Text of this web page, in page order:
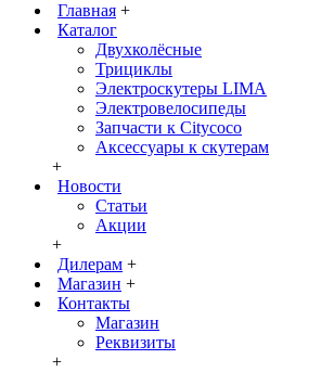
Главная +
Каталог
Двухколёсные
Трициклы
Электроскутеры LIMA
Электровелосипеды
Запчасти к Citycoco
Аксессуары к скутерам
+
Новости
Статьи
Акции
+
Дилерам +
Магазин +
Контакты
Магазин
Реквизиты
+